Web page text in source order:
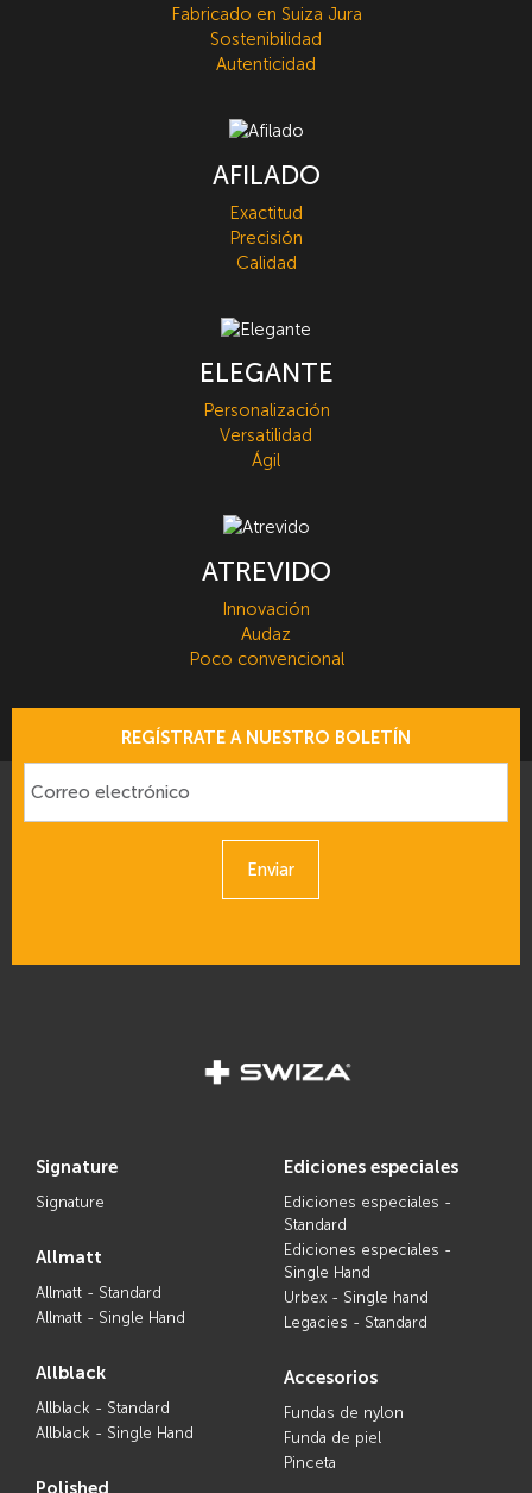
Fabricado en Suiza Jura
Sostenibilidad
Autenticidad
AFILADO
Exactitud
Precisión
Calidad
ELEGANTE
Personalización
Versatilidad
Ágil
ATREVIDO
Innovación
Audaz
Poco convencional
REGÍSTRATE A NUESTRO BOLETÍN
Enviar
signature
Signature
allmatt
Allmatt - Standard
Allmatt - Single Hand
allblack
Allblack - Standard
Allblack - Single Hand
polished
ediciones especiales
Ediciones especiales -
Standard
Ediciones especiales -
Single Hand
Urbex - Single hand
Legacies - Standard
accesorios
Fundas de nylon
Funda de piel
Pinceta